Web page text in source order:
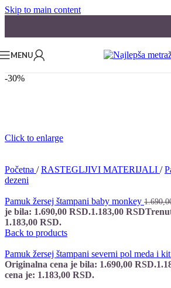
Skip to main content
MENU
-30%
Click to enlarge
Početna / RASTEGLJIVI MATERIJALI /
dezeni
Pamuk žersej štampani baby monkey
je bila: 1.690,00 RSD.1.183,00 RSD
1.183,00 RSD.
Back to products
Pamuk žersej štampani severni pol meda i kit
Originalna cena je bila: 1.690,00 RSD.
cena je: 1.183,00 RSD.